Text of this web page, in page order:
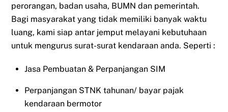
perorangan, badan usaha, BUMN dan pemerintah.
Bagi masyarakat yang tidak memiliki banyak waktu
luang, kami siap antar jemput melayani kebutuhaan
untuk mengurus surat-surat kendaraan anda. Seperti :
Jasa Pembuatan & Perpanjangan SIM
Perpanjangan STNK tahunan/ bayar pajak
kendaraan bermotor